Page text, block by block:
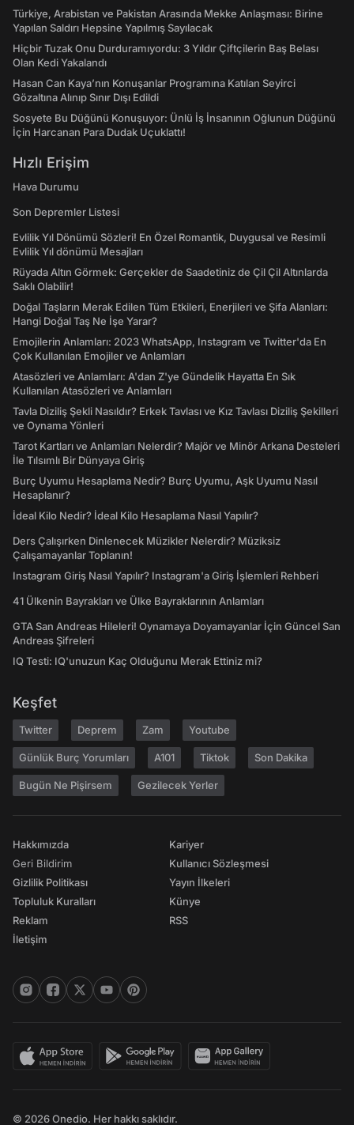
Türkiye, Arabistan ve Pakistan Arasında Mekke Anlaşması: Birine
Yapılan Saldırı Hepsine Yapılmış Sayılacak
Hiçbir Tuzak Onu Durduramıyordu: 3 Yıldır Çiftçilerin Baş Belası
Olan Kedi Yakalandı
Hasan Can Kaya’nın Konuşanlar Programına Katılan Seyirci
Gözaltına Alınıp Sınır Dışı Edildi
Sosyete Bu Düğünü Konuşuyor: Ünlü İş İnsanının Oğlunun Düğünü
İçin Harcanan Para Dudak Uçuklattı!
Hızlı Erişim
Hava Durumu
Son Depremler Listesi
Evlilik Yıl Dönümü Sözleri! En Özel Romantik, Duygusal ve Resimli
Evlilik Yıl dönümü Mesajları
Rüyada Altın Görmek: Gerçekler de Saadetiniz de Çil Çil Altınlarda
Saklı Olabilir!
Doğal Taşların Merak Edilen Tüm Etkileri, Enerjileri ve Şifa Alanları:
Hangi Doğal Taş Ne İşe Yarar?
Emojilerin Anlamları: 2023 WhatsApp, Instagram ve Twitter'da En
Çok Kullanılan Emojiler ve Anlamları
Atasözleri ve Anlamları: A'dan Z'ye Gündelik Hayatta En Sık
Kullanılan Atasözleri ve Anlamları
Tavla Diziliş Şekli Nasıldır? Erkek Tavlası ve Kız Tavlası Diziliş Şekilleri
ve Oynama Yönleri
Tarot Kartları ve Anlamları Nelerdir? Majör ve Minör Arkana Desteleri
İle Tılsımlı Bir Dünyaya Giriş
Burç Uyumu Hesaplama Nedir? Burç Uyumu, Aşk Uyumu Nasıl
Hesaplanır?
İdeal Kilo Nedir? İdeal Kilo Hesaplama Nasıl Yapılır?
Ders Çalışırken Dinlenecek Müzikler Nelerdir? Müziksiz
Çalışamayanlar Toplanın!
Instagram Giriş Nasıl Yapılır? Instagram'a Giriş İşlemleri Rehberi
41 Ülkenin Bayrakları ve Ülke Bayraklarının Anlamları
GTA San Andreas Hileleri! Oynamaya Doyamayanlar İçin Güncel San
Andreas Şifreleri
IQ Testi: IQ'unuzun Kaç Olduğunu Merak Ettiniz mi?
Keşfet
Twitter Deprem Zam Youtube
Günlük Burç Yorumları A101 Tiktok Son Dakika
Bugün Ne Pişirsem Gezilecek Yerler
Hakkımızda
Geri Bildirim
Gizlilik Politikası
Topluluk Kuralları
Reklam
İletişim
Kariyer
Kullanıcı Sözleşmesi
Yayın İlkeleri
Künye
RSS
© 2026 Onedio. Her hakkı saklıdır.